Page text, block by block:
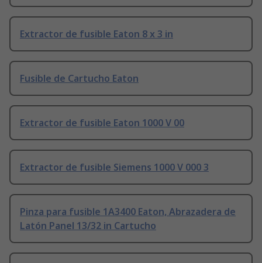
Extractor de fusible Eaton 8 x 3 in
Fusible de Cartucho Eaton
Extractor de fusible Eaton 1000 V 00
Extractor de fusible Siemens 1000 V 000 3
Pinza para fusible 1A3400 Eaton, Abrazadera de
Latón Panel 13/32 in Cartucho